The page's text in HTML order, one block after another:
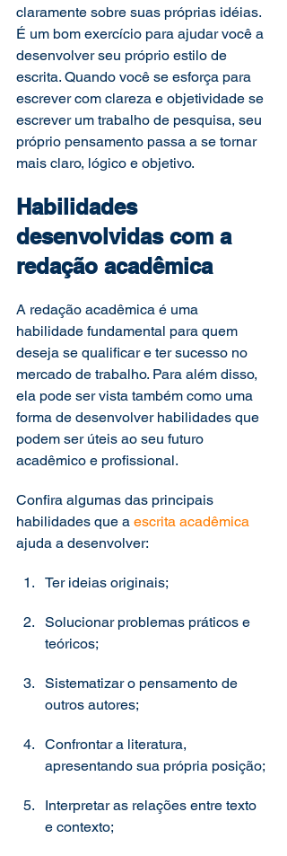
claramente sobre suas próprias idéias.
É um bom exercício para ajudar você a
desenvolver seu próprio estilo de
escrita. Quando você se esforça para
escrever com clareza e objetividade se
escrever um trabalho de pesquisa, seu
próprio pensamento passa a se tornar
mais claro, lógico e objetivo.
Habilidades
desenvolvidas com a
redação acadêmica
A redação acadêmica é uma
habilidade fundamental para quem
deseja se qualificar e ter sucesso no
mercado de trabalho. Para além disso,
ela pode ser vista também como uma
forma de desenvolver habilidades que
podem ser úteis ao seu futuro
acadêmico e profissional.
Confira algumas das principais
habilidades que a escrita acadêmica
ajuda a desenvolver:
Ter ideias originais;
Solucionar problemas práticos e
teóricos;
Sistematizar o pensamento de
outros autores;
Confrontar a literatura,
apresentando sua própria posição;
Interpretar as relações entre texto
e contexto;